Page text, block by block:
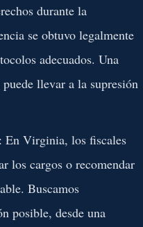
durante la
se obtuvo legalmente
adecuados. Una
llevar a la supresión
En Virginia, los fiscales
los cargos o recomendar
Buscamos
posible, desde una